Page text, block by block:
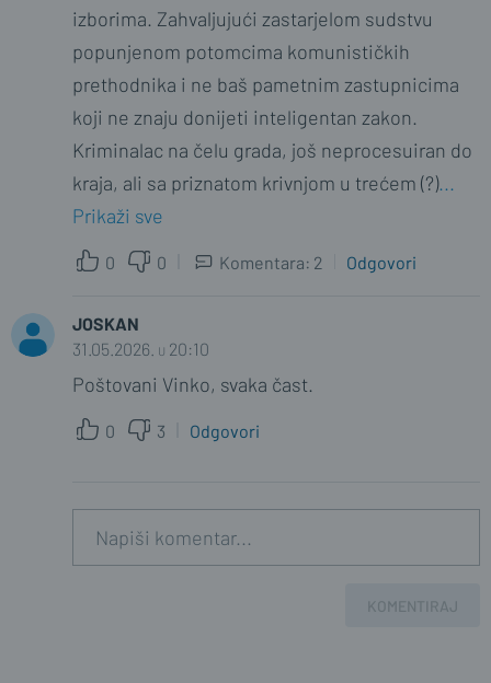
izborima. Zahvaljujući zastarjelom sudstvu
popunjenom potomcima komunističkih
prethodnika i ne baš pametnim zastupnicima
koji ne znaju donijeti inteligentan zakon.
Kriminalac na čelu grada, još neprocesuiran do
kraja, ali sa priznatom krivnjom u trećem (?)...
Prikaži sve
0 0 Komentara: 2 Odgovori
KRESIMIRF
31.05.2026. u 21:36
Na koje si crvene mislio? HDZ?
0
01.06.2026. u 10:14
Gradiski, a ne Gradišci
JOSKAN
31.05.2026. u 20:10
Poštovani Vinko, svaka čast.
0 3 Odgovori
KOMENTIRAJ